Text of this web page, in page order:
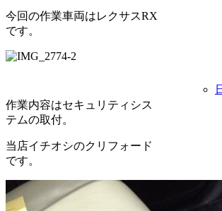
今回の作業車両はレクサスRX
です。
作業内容はセキュリティシス
テムの取付。
当店イチオシのクリフォード
です。